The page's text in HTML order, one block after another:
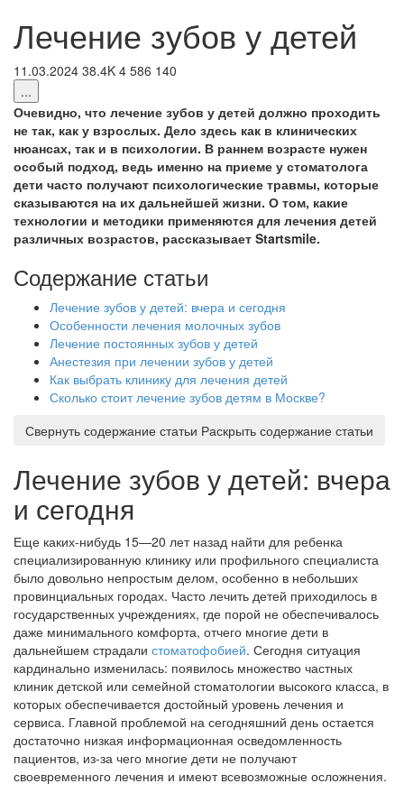
Лечение зубов у детей
11.03.2024 38.4K 4 586 140
...
Очевидно, что лечение зубов у детей должно проходить
не так, как у взрослых. Дело здесь как в клинических
нюансах, так и в психологии. В раннем возрасте нужен
особый подход, ведь именно на приеме у стоматолога
дети часто получают психологические травмы, которые
сказываются на их дальнейшей жизни. О том, какие
технологии и методики применяются для лечения детей
различных возрастов, рассказывает Startsmile.
Содержание статьи
Лечение зубов у детей: вчера и сегодня
Особенности лечения молочных зубов
Лечение постоянных зубов у детей
Анестезия при лечении зубов у детей
Как выбрать клинику для лечения детей
Сколько стоит лечение зубов детям в Москве?
Свернуть содержание статьи Раскрыть содержание статьи
Лечение зубов у детей: вчера
и сегодня
Еще каких-нибудь 15—20 лет назад найти для ребенка
специализированную клинику или профильного специалиста
было довольно непростым делом, особенно в небольших
провинциальных городах. Часто лечить детей приходилось в
государственных учреждениях, где порой не обеспечивалось
даже минимального комфорта, отчего многие дети в
дальнейшем страдали стоматофобией. Сегодня ситуация
кардинально изменилась: появилось множество частных
клиник детской или семейной стоматологии высокого класса, в
которых обеспечивается достойный уровень лечения и
сервиса. Главной проблемой на сегодняшний день остается
достаточно низкая информационная осведомленность
пациентов, из-за чего многие дети не получают
своевременного лечения и имеют всевозможные осложнения.